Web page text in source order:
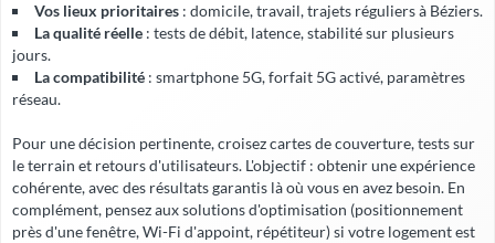
Vos lieux prioritaires : domicile, travail, trajets réguliers à Béziers.
La qualité réelle : tests de débit, latence, stabilité sur plusieurs
jours.
La compatibilité : smartphone 5G, forfait 5G activé, paramètres
réseau.
Pour une décision pertinente, croisez cartes de couverture, tests sur
le terrain et retours d'utilisateurs. L'objectif : obtenir une expérience
cohérente, avec des résultats garantis là où vous en avez besoin. En
complément, pensez aux solutions d'optimisation (positionnement
près d'une fenêtre, Wi-Fi d'appoint, répétiteur) si votre logement est